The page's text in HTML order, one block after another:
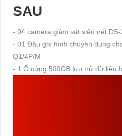
SAU
- 04 camera giám sát siêu nét
- 01 Đầu ghi hình chuyên dụng
Q1/4P/M
- 1 Ổ cứng 500GB lưu trữ dữ liệu